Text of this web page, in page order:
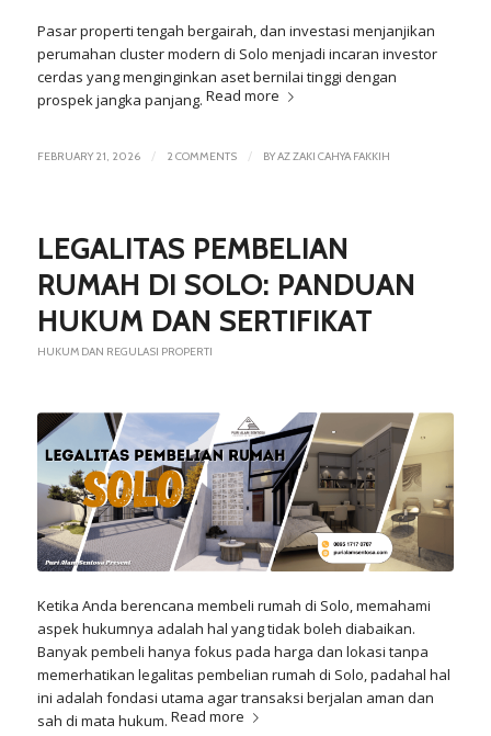
Pasarproperti tengah bergairah, dan investasi menjanjikan
perumahan cluster modern di Solo menjadi incaran investor
cerdas yang menginginkan aset bernilai tinggi dengan
prospek jangka panjang. Read more
FEBRUARY 21, 2026 / 2 COMMENTS / BYAZ ZAKI CAHYA FAKKIH
LEGALITAS PEMBELIAN
RUMAH DI SOLO: PANDUAN
HUKUM DAN SERTIFIKAT
HUKUM DAN REGULASI PROPERTI
Ketika Anda berencana membeli rumah di Solo, memahami
aspek hukumnya adalah hal yang tidak boleh diabaikan.
Banyak pembeli hanya fokus pada harga dan lokasi tanpa
memerhatikan legalitas pembelian rumah di Solo, padahal hal
ini adalah fondasi utama agar transaksi berjalan aman dan
sah di mata hukum. Read more